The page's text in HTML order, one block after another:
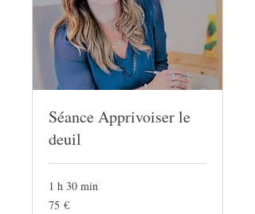
Séance Apprivoiser le
deuil
1 h 30 min
75
euros
75 €